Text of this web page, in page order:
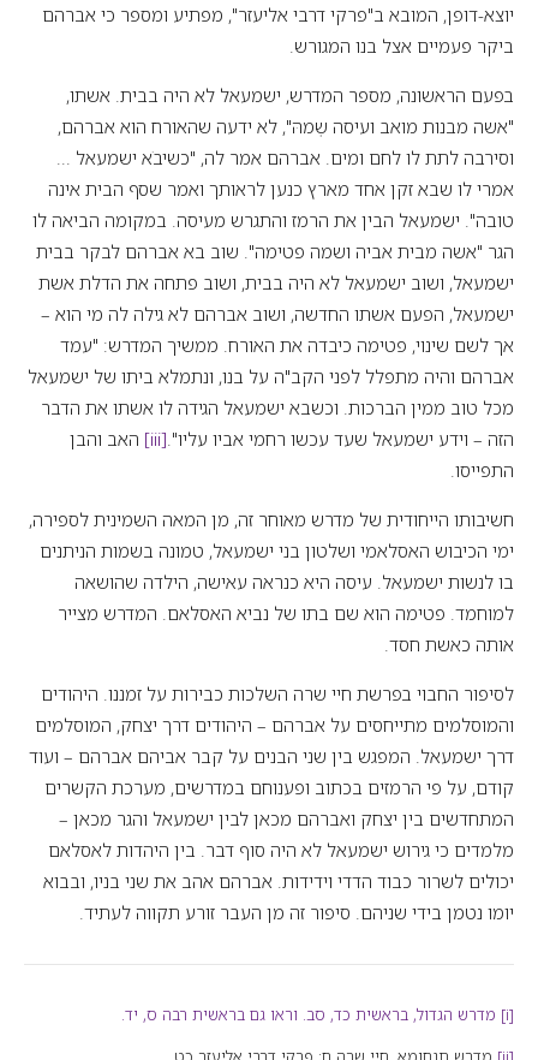
יוצא-דופן, המובא ב"פרקי דרבי אליעזר", מפתיע ומספר כי אברהם
ביקר פעמיים אצל בנו המגורש.
בפעם הראשונה, מספר המדרש, ישמעאל לא היה בבית. אשתו,
"אשה מבנות מואב ועיסה שְמהּ", לא ידעה שהאורח הוא אברהם,
וסירבה לתת לו לחם ומים. אברהם אמר לה, "כשיבֹא ישמעאל ...
אמרי לו שבא זקן אחד מארץ כנען לראותך ואמר שסף הבית אינה
טובה". ישמעאל הבין את הרמז והתגרש מעיסה. במקומה הביאה לו
הגר "אשה מבית אביה ושמה פטימה". שוב בא אברהם לבקר בבית
ישמעאל, ושוב ישמעאל לא היה בבית, ושוב פתחה את הדלת אשת
ישמעאל, הפעם אשתו החדשה, ושוב אברהם לא גילה לה מי הוא –
אך לשם שינוי, פטימה כיבדה את האורח. ממשיך המדרש: "עמד
אברהם והיה מתפלל לפני הקב"ה על בנו, ונתמלא ביתו של ישמעאל
מכל טוב ממין הברכות. וכשבא ישמעאל הגידה לו אשתו את הדבר
הזה – וידע ישמעאל שעד עכשו רחמי אביו עליו". [iii]
האב והבן
התפייסו.
חשיבותו הייחודית של מדרש מאוחר זה, מן המאה השמינית לספירה,
ימי הכיבוש האסלאמי ושלטון בני ישמעאל, טמונה בשמות הניתנים
בו לנשות ישמעאל. עיסה היא כנראה עאישה, הילדה שהושאה
למוחמד. פטימה הוא שם בתו של נביא האסלאם. המדרש מצייר
אותה כאשת חסד.
לסיפור החבוי בפרשת חיי שרה השלכות כבירות על זמננו. היהודים
והמוסלמים מתייחסים על אברהם – היהודים דרך יצחק, המוסלמים
דרך ישמעאל. המפגש בין שני הבנים על קבר אביהם אברהם – ועוד
קודם, על פי הרמזים בכתוב ופענוחם במדרשים, מערכת הקשרים
המתחדשים בין יצחק ואברהם מכאן לבין ישמעאל והגר מכאן –
מלמדים כי גירוש ישמעאל לא היה סוף דבר. בין היהדות לאסלאם
יכולים לשרור כבוד הדדי וידידות. אברהם אהב את שני בניו, ובבוא
יומו נטמן בידי שניהם. סיפור זה מן העבר זורע תקווה לעתיד.
[i]
מדרש הגדול, בראשית כד, סב. וראו גם בראשית רבה ס, יד.